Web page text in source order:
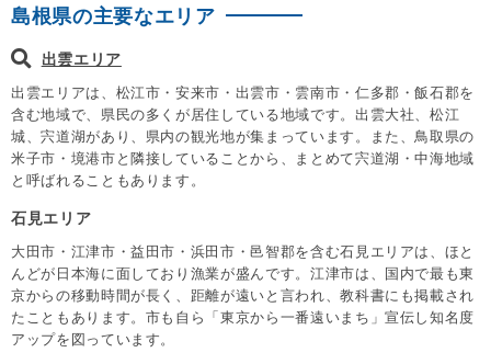
島根県の主要なエリア
出雲エリア
出雲エリアは、松江市・安来市・出雲市・雲南市・仁多郡・飯石郡を
含む地域で、県民の多くが居住している地域です。出雲大社、松江
城、宍道湖があり、県内の観光地が集まっています。また、鳥取県の
米子市・境港市と隣接していることから、まとめて宍道湖・中海地域
と呼ばれることもあります。
石見エリア
大田市・江津市・益田市・浜田市・邑智郡を含む石見エリアは、ほと
んどが日本海に面しており漁業が盛んです。江津市は、国内で最も東
京からの移動時間が長く、距離が遠いと言われ、教科書にも掲載され
たこともあります。市も自ら「東京から一番遠いまち」宣伝し知名度
アップを図っています。